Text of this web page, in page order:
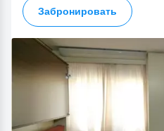
Забронировать